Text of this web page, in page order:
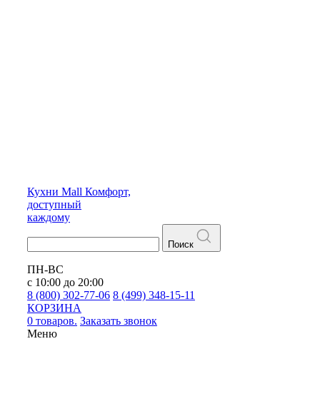
Кухни Mall Комфорт,
доступный
каждому
Поиск
ПН-ВС
с 10:00 до 20:00
8 (800) 302-77-06 8 (499) 348-15-11
КОРЗИНА
0 товаров. Заказать звонок
Меню